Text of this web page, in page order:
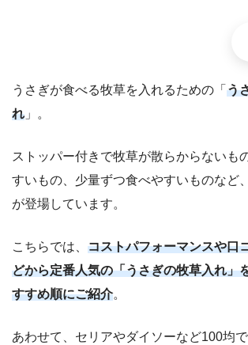
うさぎが食べる牧草を入れるための「 う
れ 」。
ストッパー付きで牧草が散らからないも
すいもの、少量ずつ食べやすいものなど
が登場しています。
こちらでは、 コストパフォーマンスや口
どから定番人気の「うさぎの牧草入れ」
すすめ順にご紹介。
あわせて、セリアやダイソーなど100均